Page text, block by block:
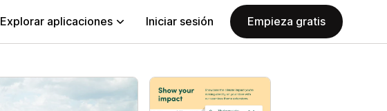
Explorar aplicaciones Iniciar sesión Empieza gratis